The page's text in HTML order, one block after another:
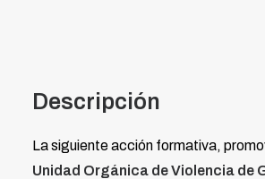
Descripción
La siguiente acción formativa,
Unidad Orgánica de Violencia de